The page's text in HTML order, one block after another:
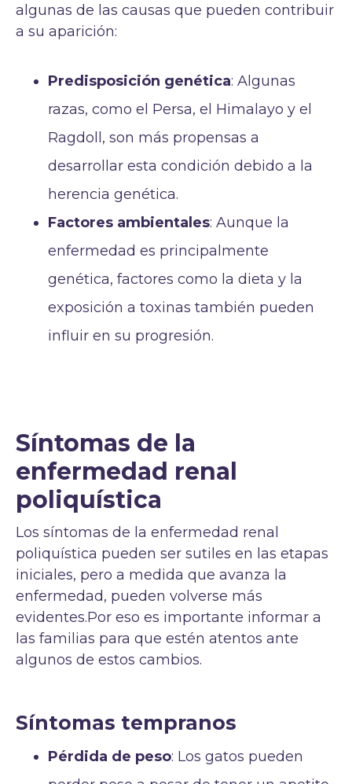
algunas de las causas que pueden contribuir
a su aparición:
Predisposición genética: Algunas
razas, como el Persa, el Himalayo y el
Ragdoll, son más propensas a
desarrollar esta condición debido a la
herencia genética.
Factores ambientales: Aunque la
enfermedad es principalmente
genética, factores como la dieta y la
exposición a toxinas también pueden
influir en su progresión.
Síntomas de la
enfermedad renal
poliquística
Los síntomas de la enfermedad renal
poliquística pueden ser sutiles en las etapas
iniciales, pero a medida que avanza la
enfermedad, pueden volverse más
evidentes.Por eso es importante informar a
las familias para que estén atentos ante
algunos de estos cambios.
Síntomas tempranos
Pérdida de peso: Los gatos pueden